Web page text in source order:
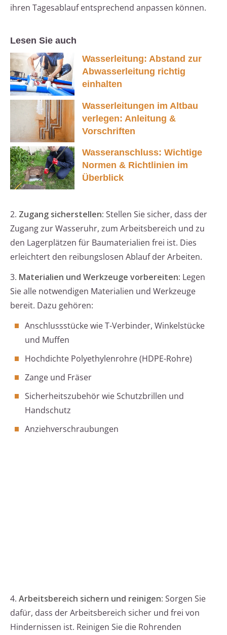
ihren Tagesablauf entsprechend anpassen können.
Lesen Sie auch
Wasserleitung: Abstand zur
Abwasserleitung richtig
einhalten
Wasserleitungen im Altbau
verlegen: Anleitung &
Vorschriften
Wasseranschluss: Wichtige
Normen & Richtlinien im
Überblick
2. Zugang sicherstellen: Stellen Sie sicher, dass der
Zugang zur Wasseruhr, zum Arbeitsbereich und zu
den Lagerplätzen für Baumaterialien frei ist. Dies
erleichtert den reibungslosen Ablauf der Arbeiten.
3. Materialien und Werkzeuge vorbereiten: Legen
Sie alle notwendigen Materialien und Werkzeuge
bereit. Dazu gehören:
Anschlussstücke wie T-Verbinder, Winkelstücke
und Muffen
Hochdichte Polyethylenrohre (HDPE-Rohre)
Zange und Fräser
Sicherheitszubehör wie Schutzbrillen und
Handschutz
Anziehverschraubungen
4. Arbeitsbereich sichern und reinigen: Sorgen Sie
dafür, dass der Arbeitsbereich sicher und frei von
Hindernissen ist. Reinigen Sie die Rohrenden